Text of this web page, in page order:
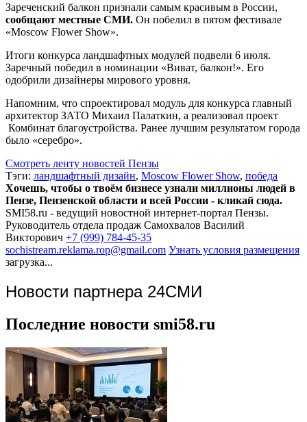
Зареченский балкон признали самым красивым в России,
сообщают местные СМИ. Он побелил в пятом фестивале
«Moscow Flower Show».
Итоги конкурса ландшафтных модулей подвели 6 июля.
Заречный победил в номинации «Виват, балкон!». Его
одобрили дизайнеры мирового уровня.
Напомним, что спроектировал модуль для конкурса главный
архитектор ЗАТО Михаил Палаткин, а реализовал проект
Комбинат благоустройства. Ранее лучшим результатом города
было «серебро».
Смотреть ленту новостей Пензы
Тэги: ландшафтный дизайн, Moscow Flower Show, победа
Хочешь, чтобы о твоём бизнесе узнали миллионы людей в
Пензе, Пензенской области и всей России - кликай сюда.
SMI58.ru - ведущий новостной интернет-портал Пензы.
Руководитель отдела продаж Самохвалов Василий
Викторович +7 (999) 784-45-35
sochistream.reklama.rop@gmail.com Узнать условия размещения
загрузка...
Новости партнера 24СМИ
Последние новости smi58.ru